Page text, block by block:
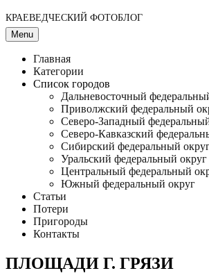
КРАЕВЕДЧЕСКИЙ ФОТОБЛОГ
Menu
Главная
Категории
Список городов
Дальневосточный
Приволжский федеральный
Северо-Западный
Северо-Кавказский
Сибирский федеральный
Уральский федеральный округ
Центральный федеральный
Южный федеральный округ
Статьи
Потери
Пригороды
Контакты
ПЛОЩАДИ Г. ГРЯЗИ